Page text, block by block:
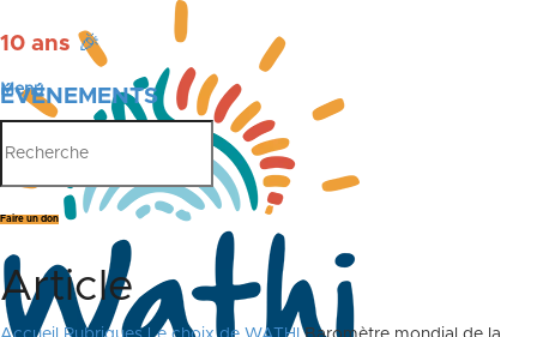
10 ans 🎉
ÉVÉNEMENTS
PUBLICATIONS
Menu
Faire un don
Article